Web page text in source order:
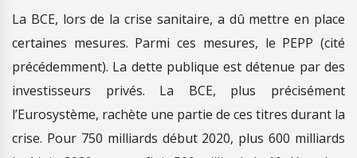
La BCE, lors de la crise sanitaire, a dû mettre en place
certaines mesures. Parmi ces mesures, le PEPP (cité
précédemment). La dette publique est détenue par des
investisseurs privés. La BCE, plus précisément
l’Eurosystème, rachète une partie de ces titres durant la
crise. Pour 750 milliards début 2020, plus 600 milliards